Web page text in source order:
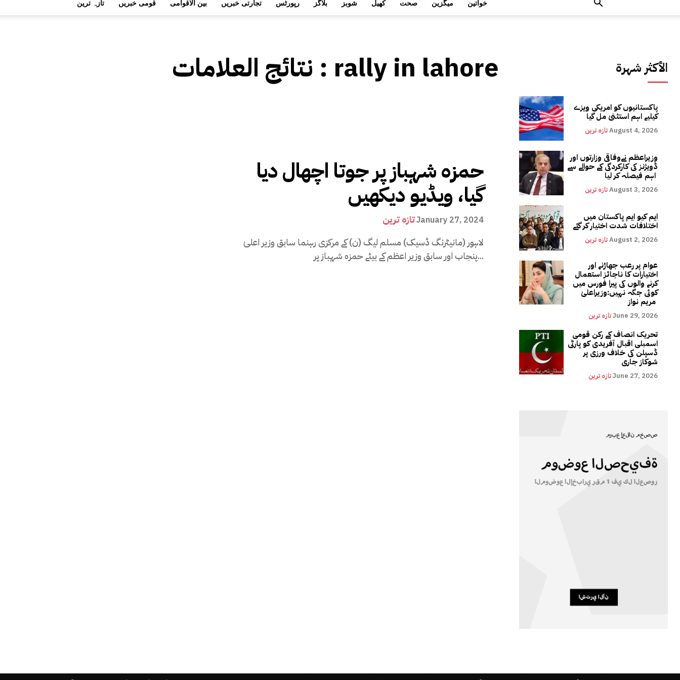
تازہ ترین قومی خبریں بین الاقوامی تجارتی خبریں رپورٹس بلاگز شوبز کھیل صحت میگزین خواتین
نتائج العلامات : rally in lahore
حمزہ شہباز پر جوتا اچھال دیا
گیا، ویڈیو دیکھیں
تازہ ترینJanuary 27, 2024
لاہور (مانیٹرنگ ڈسیک) مسلم لیگ (ن) کے مرکزی رہنما سابق وزیر اعلیٰ
پنجاب اور سابق وزیر اعظم کے بیٹے حمزہ شہباز پر...
الأكثر شهرة
پاکستانیوں کو امریکی ویزے
کیلیے اہم استثنیٰ مل گیا
تازہ ترینAugust 4, 2026
وزیراعظم نےوفاقی وزارتوں اور
ڈویژنز کی کارکردگی کے حوالے سے
تازہ ترینAugust 3, 2026
ایم کیو ایم پاکستان میں
اختلافات شدت اختیار کر گئے
تازہ ترینAugust 2, 2026
عوام پر رعب جھاڑنے اور
اختیارات کا ناجائز استعمال
کرنے والوں کی پیرا فورس میں
کوئی جگہ نہیں:وزیراعلیٰ
تازہ ترینJune 29, 2026
تحریک انصاف کے رکن قومی
اسمبلی اقبال آفریدی کو پارٹی
ڈسپلن کی خلاف ورزی پر
شوکاز جاری
تازہ ترینJune 27, 2026